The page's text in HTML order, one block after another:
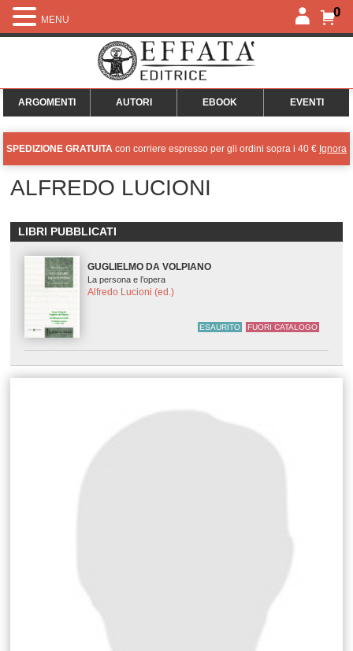
0
ARGOMENTI AUTORI EBOOK EVENTI
SPEDIZIONE GRATUITA con corriere espresso per gli ordini sopra i 40 € Ignora
ALFREDO LUCIONI
LIBRI PUBBLICATI
GUGLIELMO DA VOLPIANO
La persona e l’opera
Alfredo Lucioni (ed.)
ESAURITO FUORI CATALOGO
MENU